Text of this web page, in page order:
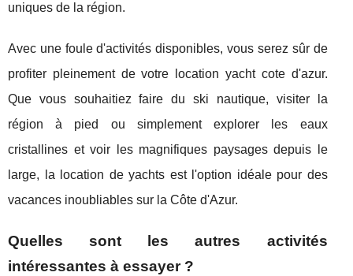
uniques de la région.
Avec une foule d'activités disponibles, vous serez sûr de
profiter pleinement de votre location yacht cote d'azur.
Que vous souhaitiez faire du ski nautique, visiter la
région à pied ou simplement explorer les eaux
cristallines et voir les magnifiques paysages depuis le
large, la location de yachts est l'option idéale pour des
vacances inoubliables sur la Côte d'Azur.
Quelles sont les autres activités
intéressantes à essayer ?